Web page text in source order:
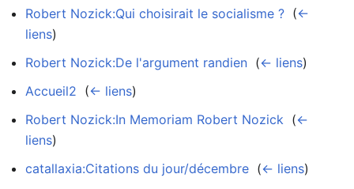
Robert Nozick:Qui choisirait le socialisme ? (←
liens)
Robert Nozick:De l'argument randien (← liens)
Accueil2 (← liens)
Robert Nozick:In Memoriam Robert Nozick (←
liens)
catallaxia:Citations du jour/décembre (← liens)